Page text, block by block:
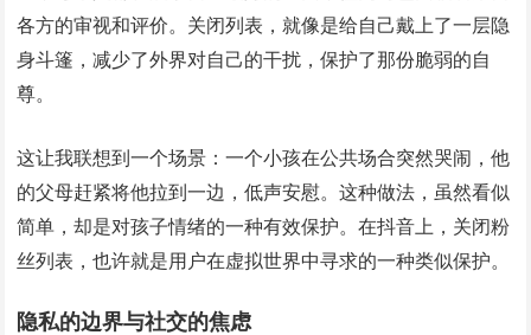
各方的审视和评价。关闭列表，就像是给自己戴上了一层隐
身斗篷，减少了外界对自己的干扰，保护了那份脆弱的自
尊。
这让我联想到一个场景：一个小孩在公共场合突然哭闹，他
的父母赶紧将他拉到一边，低声安慰。这种做法，虽然看似
简单，却是对孩子情绪的一种有效保护。在抖音上，关闭粉
丝列表，也许就是用户在虚拟世界中寻求的一种类似保护。
隐私的边界与社交的焦虑